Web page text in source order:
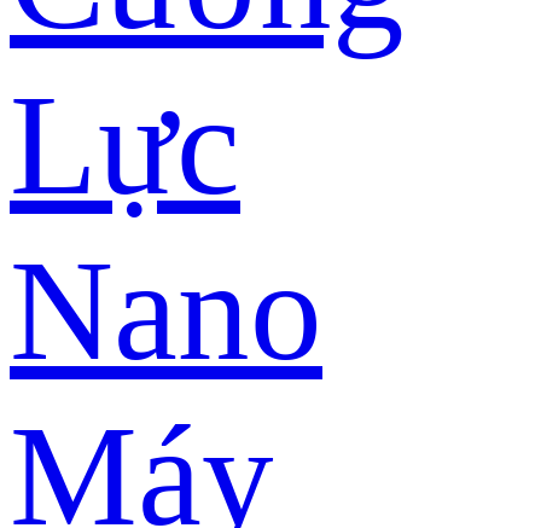
Lực
Nano
Máy